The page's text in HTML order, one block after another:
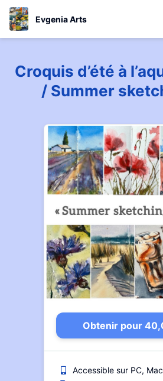
Evgenia Arts
Croquis d’été à
/ Summer
Obtenir pour
Accessible sur PC,